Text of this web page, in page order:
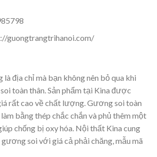
guongtrangtrihanoi.com/
địa chỉ mà bạn không nên bỏ qua khi
toàn thân. Sản phẩm tại Kina được
rất cao về chất lượng. Gương soi toàn
bằng thép chắc chắn và phủ thêm một
chống bị oxy hóa. Nội thất Kina cung
soi với giá cả phải chăng, mẫu mã